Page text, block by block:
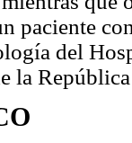
paciente
del
la